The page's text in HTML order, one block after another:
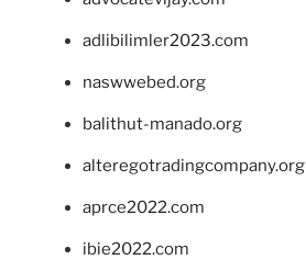
adlibilimler2023.com
naswwebed.org
balithut-manado.org
alteregotradingcompany.org
aprce2022.com
ibie2022.com